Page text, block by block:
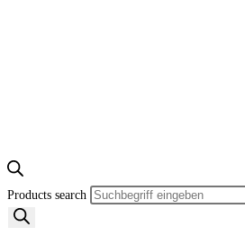
Products search